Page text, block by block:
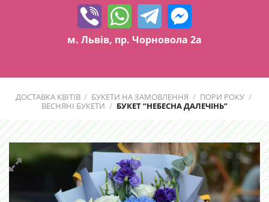
м. Львів, пр. Чорновола 2а
ДОСТАВКА КВІТІВ / БУКЕТИ НА ЗАМОВЛЕННЯ / ПОРИ РОКУ /
ВЕСНЯНІ БУКЕТИ / БУКЕТ “НЕБЕСНА ДАЛЕЧІНЬ”